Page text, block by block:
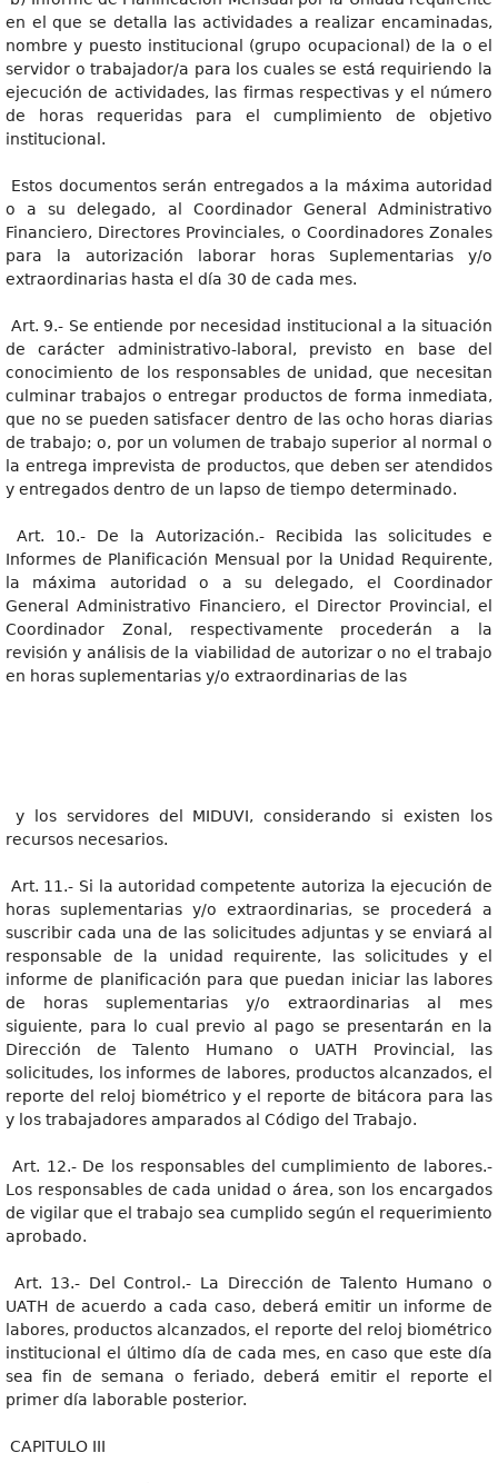
en el que se detalla las actividades a realizar encaminadas,
nombre y puesto institucional (grupo ocupacional) de la o el
servidor o trabajador/a para los cuales se está requiriendo la
ejecución de actividades, las firmas respectivas y el número
de horas requeridas para el cumplimiento de objetivo
institucional.
Estos documentos serán entregados a la máxima autoridad
o a su delegado, al Coordinador General Administrativo
Financiero, Directores Provinciales, o Coordinadores Zonales
para la autorización laborar horas Suplementarias y/o
extraordinarias hasta el día 30 de cada mes.
Art. 9.- Se entiende por necesidad institucional a la situación
de carácter administrativo-laboral, previsto en base del
conocimiento de los responsables de unidad, que necesitan
culminar trabajos o entregar productos de forma inmediata,
que no se pueden satisfacer dentro de las ocho horas diarias
de trabajo; o, por un volumen de trabajo superior al normal o
la entrega imprevista de productos, que deben ser atendidos
y entregados dentro de un lapso de tiempo determinado.
Art. 10.- De la Autorización.- Recibida las solicitudes e
Informes de Planificación Mensual por la Unidad Requirente,
la máxima autoridad o a su delegado, el Coordinador
General Administrativo Financiero, el Director Provincial, el
Coordinador Zonal, respectivamente procederán a la
revisión y análisis de la viabilidad de autorizar o no el trabajo
en horas suplementarias y/o extraordinarias de las
y los servidores del MIDUVI, considerando si existen los
recursos necesarios.
Art. 11.- Si la autoridad competente autoriza la ejecución de
horas suplementarias y/o extraordinarias, se procederá a
suscribir cada una de las solicitudes adjuntas y se enviará al
responsable de la unidad requirente, las solicitudes y el
informe de planificación para que puedan iniciar las labores
de horas suplementarias y/o extraordinarias al mes
siguiente, para lo cual previo al pago se presentarán en la
Dirección de Talento Humano o UATH Provincial, las
solicitudes, los informes de labores, productos alcanzados, el
reporte del reloj biométrico y el reporte de bitácora para las
y los trabajadores amparados al Código del Trabajo.
Art. 12.- De los responsables del cumplimiento de labores.-
Los responsables de cada unidad o área, son los encargados
de vigilar que el trabajo sea cumplido según el requerimiento
aprobado.
Art. 13.- Del Control.- La Dirección de Talento Humano o
UATH de acuerdo a cada caso, deberá emitir un informe de
labores, productos alcanzados, el reporte del reloj biométrico
institucional el último día de cada mes, en caso que este día
sea fin de semana o feriado, deberá emitir el reporte el
primer día laborable posterior.
CAPITULO III